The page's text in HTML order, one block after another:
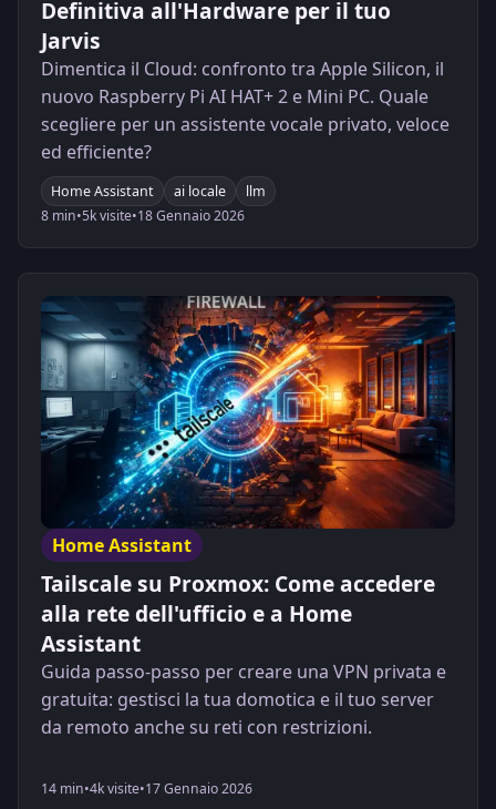
Definitiva all'Hardware per il tuo
Jarvis
Dimentica il Cloud: confronto tra Apple Silicon, il
nuovo Raspberry Pi AI HAT+ 2 e Mini PC. Quale
scegliere per un assistente vocale privato, veloce
ed efficiente?
Home Assistant ai locale
llm
8 min•5k visite•18 Gennaio 2026
Home Assistant
Tailscale su Proxmox: Come accedere
alla rete dell'ufficio e a Home
Assistant
Guida passo-passo per creare una VPN privata e
gratuita: gestisci la tua domotica e il tuo server
da remoto anche su reti con restrizioni.
14 min•4k visite•17 Gennaio 2026